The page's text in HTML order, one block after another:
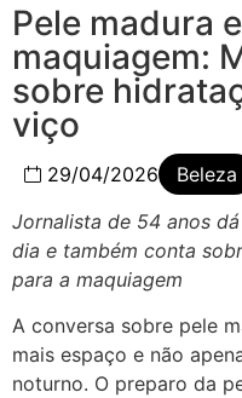
Pele madura
maquiagem:
sobre
viço
29/04/2026
Beleza
Jornalista de 54 anos
dia e também conta
para a maquiagem
A conversa sobre pele
mais espaço e não
noturno. O preparo da